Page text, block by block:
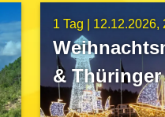
1 Tag | 12.12.2026
&